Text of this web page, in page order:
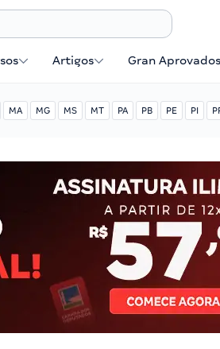
Artigos Gran Aprovados
MA MG MS MT PA PB PE PI